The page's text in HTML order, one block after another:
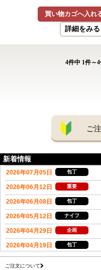
買い物カゴへ入れ
詳細をみる
4件中 1件～4
ご
新着情報
ご注文について